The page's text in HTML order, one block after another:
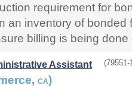
requirement for
an inventory of bonded
billing is being done
Assistant (79551-
CA)